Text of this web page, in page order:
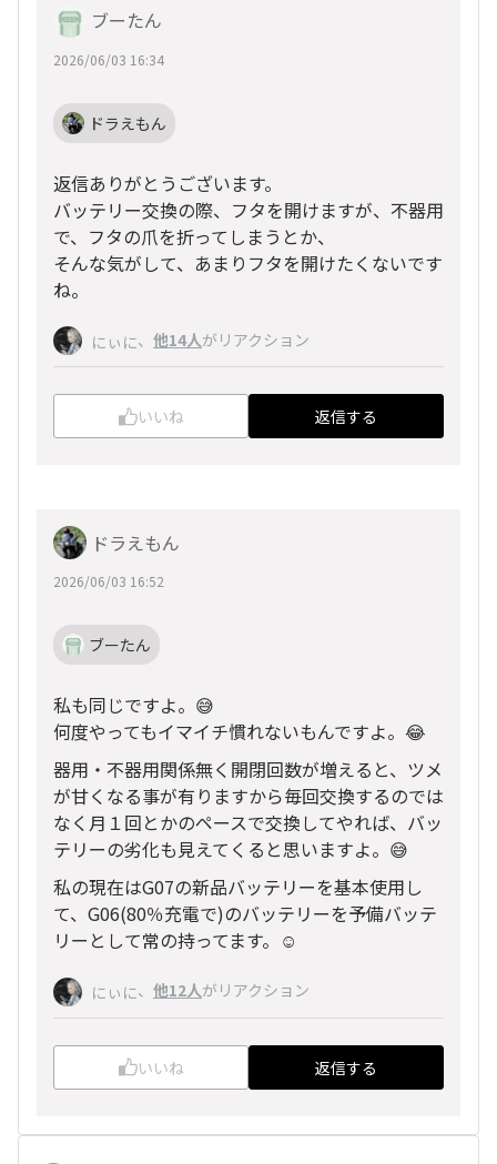
ブーたん
2026/06/03 16:34
ドラえもん
返信ありがとうございます。
バッテリー交換の際、フタを開けますが、不器用
で、フタの爪を折ってしまうとか、
そんな気がして、あまりフタを開けたくないです
ね。
にぃに、 他14人がリアクション
いいね 返信する
ドラえもん
2026/06/03 16:52
ブーたん
私も同じですよ。😅
何度やってもイマイチ慣れないもんですよ。😂
器用・不器用関係無く開閉回数が増えると、ツメ
が甘くなる事が有りますから毎回交換するのでは
なく月１回とかのペースで交換してやれば、バッ
テリーの劣化も見えてくると思いますよ。😅
私の現在はG07の新品バッテリーを基本使用し
て、G06(80％充電で)のバッテリーを予備バッテ
リーとして常の持ってます。☺️
にぃに、 他12人がリアクション
いいね 返信する